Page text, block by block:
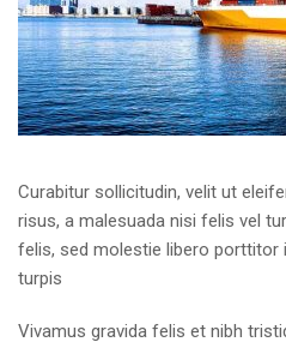
Curabitur sollicitudin, velit ut
risus, a malesuada nisi felis vel
felis, sed molestie libero porttitor
turpis
Vivamus gravida felis et nibh